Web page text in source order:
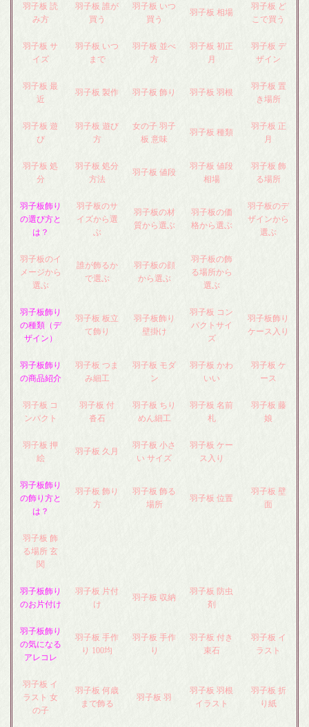
羽子板 読
み方
羽子板 誰が
買う
羽子板 いつ
買う
羽子板 相場
羽子板 ど
こで買う
羽子板 サ
イズ
羽子板 いつ
まで
羽子板 並べ
方
羽子板 初正
月
羽子板 デ
ザイン
羽子板 最
近
羽子板 製作 羽子板 飾り 羽子板 羽根
羽子板 置
き場所
羽子板 遊
び
羽子板 遊び
方
女の子 羽子
板 意味
羽子板 種類
羽子板 正
月
羽子板 処
分
羽子板 処分
方法
羽子板 値段
羽子板 値段
相場
羽子板 飾
る場所
羽子板飾り
の選び方と
は？
羽子板のサ
イズから選
ぶ
羽子板の材
質から選ぶ
羽子板の価
格から選ぶ
羽子板のデ
ザインから
選ぶ
羽子板のイ
メージから
選ぶ
誰が飾るか
で選ぶ
羽子板の顔
から選ぶ
羽子板の飾
る場所から
選ぶ
羽子板飾り
の種類（デ
ザイン）
羽子板 板立
て飾り
羽子板飾り
壁掛け
羽子板 コン
パクトサイ
ズ
羽子板飾り
ケース入り
羽子板飾り
の商品紹介
羽子板 つま
み細工
羽子板 モダ
ン
羽子板 かわ
いい
羽子板 ケ
ース
羽子板 コ
ンパクト
羽子板 付
沓石
羽子板 ちり
めん細工
羽子板 名前
札
羽子板 藤
娘
羽子板 押
絵
羽子板 久月
羽子板 小さ
い サイズ
羽子板 ケー
ス入り
羽子板飾り
の飾り方と
は？
羽子板 飾り
方
羽子板 飾る
場所
羽子板 位置
羽子板 壁
面
羽子板 飾
る場所 玄
関
羽子板飾り
のお片付け
羽子板 片付
け
羽子板 収納
羽子板 防虫
剤
羽子板飾り
の気になる
アレコレ
羽子板 手作
り 100均
羽子板 手作
り
羽子板 付き
束石
羽子板 イ
ラスト
羽子板 イ
ラスト 女
の子
羽子板 何歳
まで飾る
羽子板 羽
羽子板 羽根
イラスト
羽子板 折
り紙